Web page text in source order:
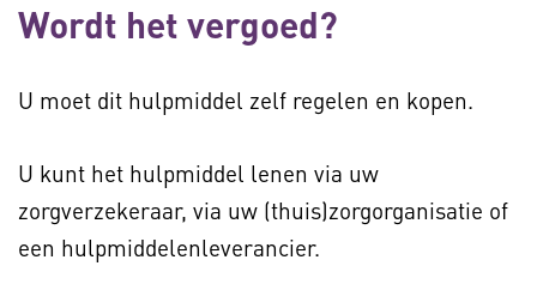
Wordt het vergoed?
U moet dit hulpmiddel zelf regelen en kopen.
U kunt het hulpmiddel lenen via uw
zorgverzekeraar, via uw (thuis)zorgorganisatie of
een hulpmiddelenleverancier.